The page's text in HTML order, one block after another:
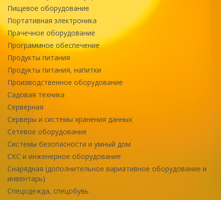
Пищевое оборудование
Портативная электроника
Прачечное оборудование
Программное обеспечение
Продукты питания
Продукты питания, напитки
Производственное оборудование
Садовая техника
Серверная
Серверы и системы хранения данных
Сетевое оборудование
Системы безопасности и умный дом
СКС и инженерное оборудование
Снарядная (дополнительное вариативное оборудование и
инвентарь)
Спецодежда, спецобувь